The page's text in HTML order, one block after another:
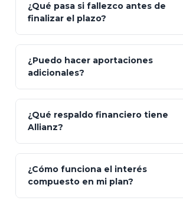
"Switching" (cambio de fondos)
¿Qué pasa si fallezco antes de
finalizar el plazo?
100% a
beneficiarios designados
¿Puedo hacer aportaciones
adicionales?
¿Qué respaldo financiero tiene
Allianz?
AA (Muy Fuerte)
¿Cómo funciona el interés
compuesto en mi plan?